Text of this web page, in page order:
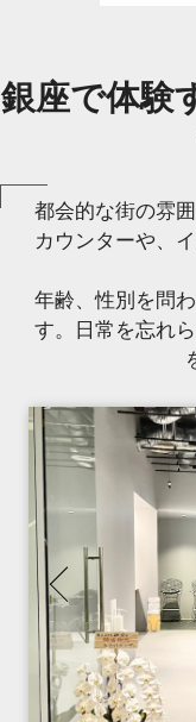
銀座で体験
都会的な街の雰
カウンターや、
年齢、性別を問
す。日常を忘れ